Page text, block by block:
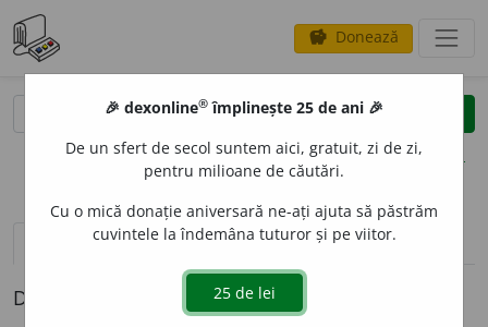
savings Donează
clear
opțiuni
definiții (1)
Definiția cu ID-ul 1019244:
🎉 dexonline® împlinește 25 de ani 🎉
De un sfert de secol suntem aici, gratuit, zi de zi,
pentru milioane de căutări.
Cu o mică donație aniversară ne-ați ajuta să păstrăm
cuvintele la îndemâna tuturor și pe viitor.